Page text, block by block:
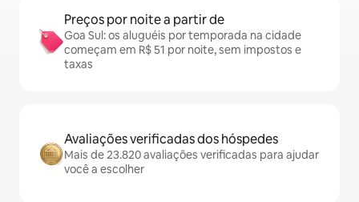
Preços por noite a partir de
Goa Sul: os aluguéis por temporada na cidade
começam em R$ 51 por noite, sem impostos e
taxas
Avaliações verificadas dos hóspedes
Mais de 23.820 avaliações verificadas para ajudar
você a escolher